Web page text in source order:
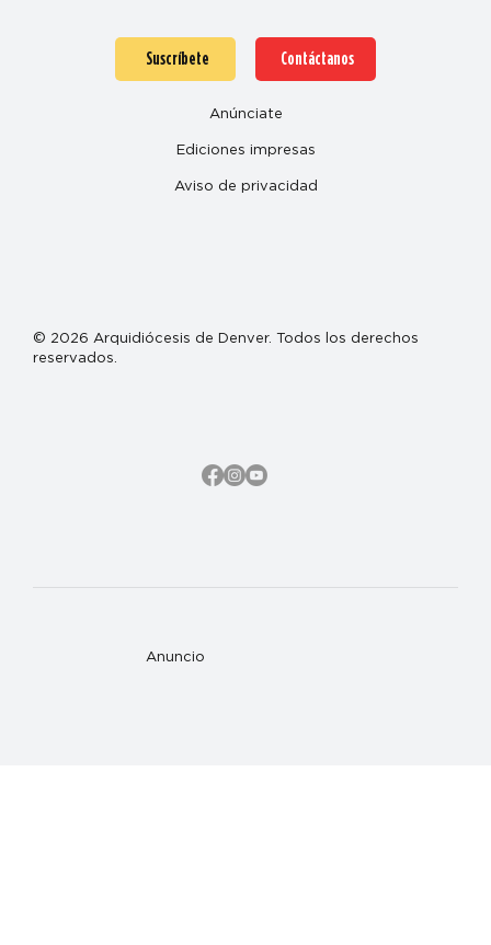
Anuncio
Suscríbete Contáctanos
Anúnciate
Ediciones impresas
Aviso de privacidad
© 2026 Arquidiócesis de Denver. Todos los derechos
reservados.